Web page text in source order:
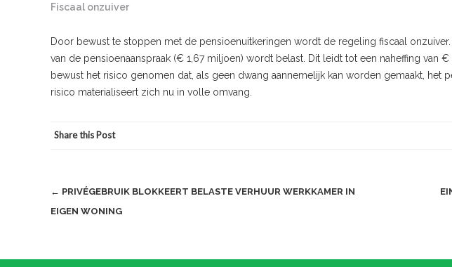
Fiscaal onzuiver
Door bewust te stoppen met de pensioenuitkeringen wordt de regeling fiscaal
van de pensioenaanspraak (€ 1,67 miljoen) wordt belast. Dit leidt tot een naheffing van
bewust het risico genomen dat, als geen dwang aannemelijk kan worden gemaakt, het
risico materialiseert zich nu in volle omvang.
Share this Post
Post
navigation
← PRIVÉGEBRUIK BLOKKEERT BELASTE VERHUUR WERKKAMER IN
EIGEN WONING